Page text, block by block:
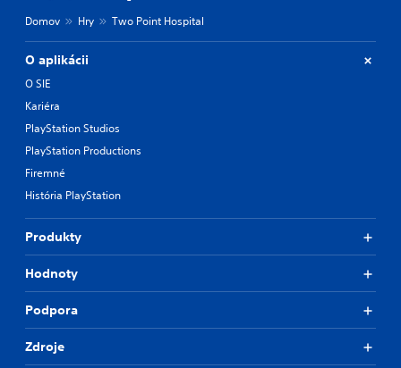
Domov Hry Two Point Hospital
O aplikácii
O SIE
Kariéra
PlayStation Studios
PlayStation Productions
Firemné
História PlayStation
Produkty
Hodnoty
Podpora
Zdroje